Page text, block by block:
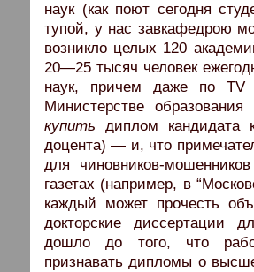
наук (как поют сегодня
тупой, у нас завкафедрою
возникло целых 120
20—25 тысяч человек
наук, причем даже по TV
Министерстве
купить диплом кандидата
доцента) — и, что
для чиновников-
газетах (например, в
каждый может прочесть
докторские диссертации
дошло до того, что
признавать дипломы о